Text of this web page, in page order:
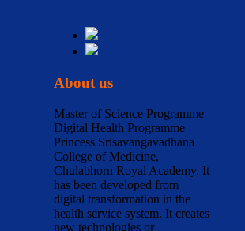
About us
Master of Science Programme
Digital Health Programme
Princess Srisavangavadhana
College of Medicine,
Chulabhorn Royal Academy. It
has been developed from
digital transformation in the
health service system. It creates
new technologies or